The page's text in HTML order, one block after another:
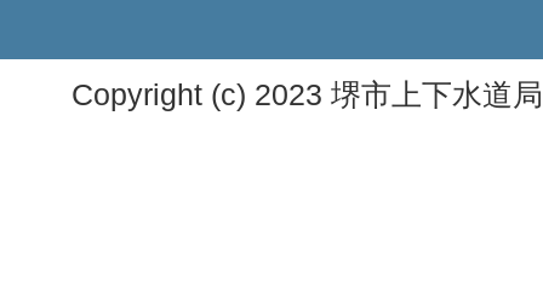
Copyright (c) 2023 堺市上下水道